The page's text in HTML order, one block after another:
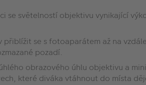
se světelností objektivu vynikající
se s fotoaparátem až na
pozadí.
obrazového úhlu objektivu a
které diváka vtáhnout do místa